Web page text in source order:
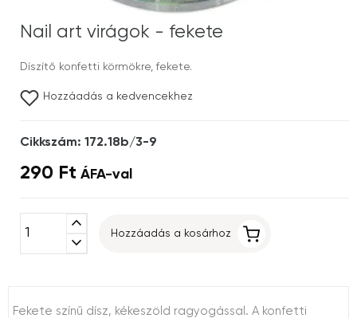
Nail art virágok - fekete
Díszítő konfetti körmökre, fekete.
Hozzáadás a kedvencekhez
Cikkszám: 172.18b/3-9
290 Ft ÁFA-val
expand_less
expand_more
Hozzáadás a kosárhoz
Fekete színű dísz, kékeszöld ragyogással. A konfetti